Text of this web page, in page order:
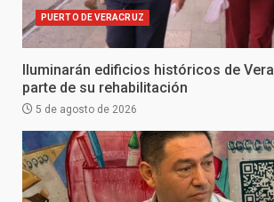
PUERTO DE VERACRUZ
Iluminarán edificios históricos de
parte de su rehabilitación
5 de agosto de 2026